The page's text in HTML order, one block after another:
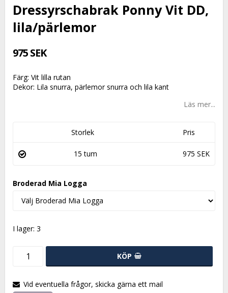
Dressyrschabrak Ponny Vit DD,
lila/pärlemor
975 SEK
Färg: Vit lilla rutan
Dekor: Lila snurra, pärlemor snurra och lila kant
Läs mer...
Storlek Pris
15 tum 975 SEK
Broderad Mia Logga
I lager: 3
KÖP
Vid eventuella frågor, skicka gärna ett mail